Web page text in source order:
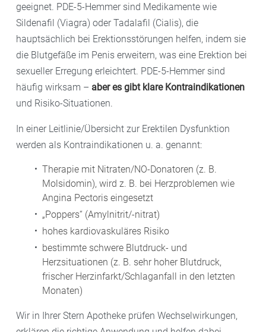
geeignet. PDE-5-Hemmer sind Medikamente wie
Sildenafil (Viagra) oder Tadalafil (Cialis), die
hauptsächlich bei Erektionsstörungen helfen, indem sie
die Blutgefäße im Penis erweitern, was eine Erektion bei
sexueller Erregung erleichtert. PDE-5-Hemmer sind
häufig wirksam – aber es gibt klare Kontraindikationen
und Risiko-Situationen.
In einer Leitlinie/Übersicht zur Erektilen Dysfunktion
werden als Kontraindikationen u. a. genannt:
Therapie mit Nitraten/NO-Donatoren (z. B.
Molsidomin), wird z. B. bei Herzproblemen wie
Angina Pectoris eingesetzt
„Poppers“ (Amylnitrit/-nitrat)
hohes kardiovaskuläres Risiko
bestimmte schwere Blutdruck- und
Herzsituationen (z. B. sehr hoher Blutdruck,
frischer Herzinfarkt/Schlaganfall in den letzten
Monaten)
Wir in Ihrer Stern Apotheke prüfen Wechselwirkungen,